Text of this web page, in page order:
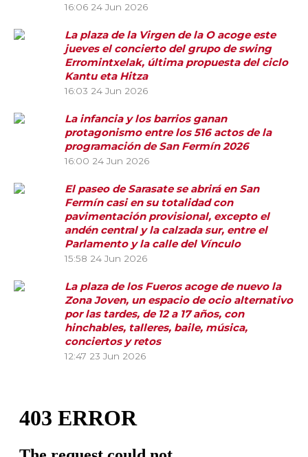
16:06 24 Jun 2026
La plaza de la Virgen de la O acoge este
jueves el concierto del grupo de swing
Erromintxelak, última propuesta del ciclo
Kantu eta Hitza
16:03 24 Jun 2026
La infancia y los barrios ganan
protagonismo entre los 516 actos de la
programación de San Fermín 2026
16:00 24 Jun 2026
El paseo de Sarasate se abrirá en San
Fermín casi en su totalidad con
pavimentación provisional, excepto el
andén central y la calzada sur, entre el
Parlamento y la calle del Vínculo
15:58 24 Jun 2026
La plaza de los Fueros acoge de nuevo la
Zona Joven, un espacio de ocio alternativo
por las tardes, de 12 a 17 años, con
hinchables, talleres, baile, música,
conciertos y retos
12:47 23 Jun 2026